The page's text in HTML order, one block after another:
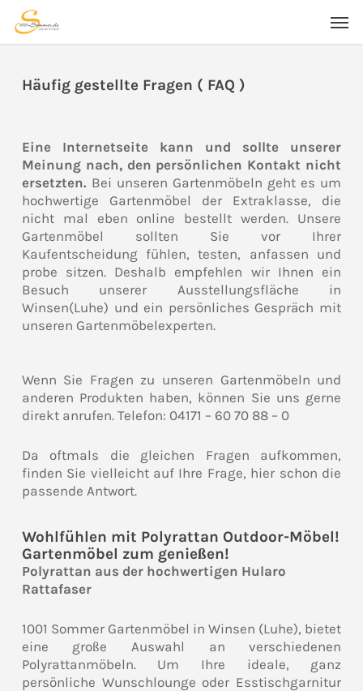
Skip
main
Häufig gestellte Fragen ( FAQ )
Eine Internetseite kann und sollte unserer
Meinung nach, den persönlichen Kontakt nicht
ersetzten. Bei unseren Gartenmöbeln geht es um
hochwertige Gartenmöbel der Extraklasse, die
nicht mal eben online bestellt werden. Unsere
Gartenmöbel sollten Sie vor Ihrer
Kaufentscheidung fühlen, testen, anfassen und
probe sitzen. Deshalb empfehlen wir Ihnen ein
Besuch unserer Ausstellungsfläche in
Winsen(Luhe) und ein persönliches Gespräch mit
unseren Gartenmöbelexperten.
Wenn Sie Fragen zu unseren Gartenmöbeln und
anderen Produkten haben, können Sie uns gerne
direkt anrufen. Telefon: 04171 – 60 70 88 – 0
Da oftmals die gleichen Fragen aufkommen,
finden Sie vielleicht auf Ihre Frage, hier schon die
passende Antwort.
Wohlfühlen mit Polyrattan Outdoor-Möbel!
Gartenmöbel zum genießen!
Polyrattan aus der hochwertigen Hularo
Rattafaser
1001 Sommer Gartenmöbel in Winsen (Luhe), bietet
eine große Auswahl an verschiedenen
Polyrattanmöbeln. Um Ihre ideale, ganz
persönliche Wunschlounge oder Esstischgarnitur